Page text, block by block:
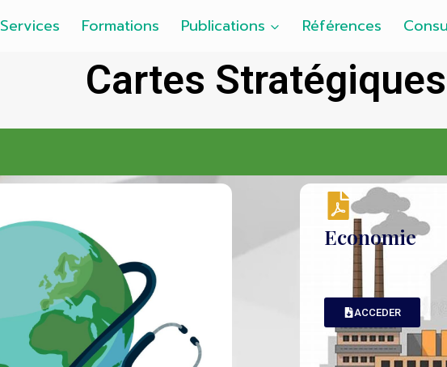
Services Formations Publications Références
Cartes Stratégiques
Economie
ACCEDER